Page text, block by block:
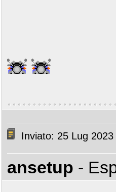
Inviato: 25 Lug
ansetup -